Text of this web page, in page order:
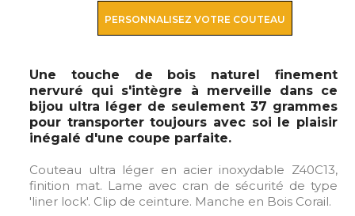
PERSONNALISEZ VOTRE COUTEAU
Une touche de bois naturel finement
nervuré qui s'intègre à merveille dans ce
bijou ultra léger de seulement 37 grammes
pour transporter toujours avec soi le plaisir
inégalé d'une coupe parfaite.
Couteau ultra léger en acier inoxydable Z40C13,
finition mat. Lame avec cran de sécurité de type
'liner lock'. Clip de ceinture. Manche en Bois Corail.